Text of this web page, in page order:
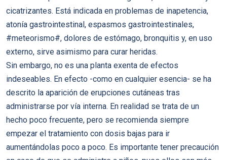
cicatrizantes. Está indicada en problemas de inapetencia,
atonía gastrointestinal, espasmos gastrointestinales,
#meteorismo#, dolores de estómago, bronquitis y, en uso
externo, sirve asimismo para curar heridas.
Sin embargo, no es una planta exenta de efectos
indeseables. En efecto -como en cualquier esencia- se ha
descrito la aparición de erupciones cutáneas tras
administrarse por vía interna. En realidad se trata de un
hecho poco frecuente, pero se recomienda siempre
empezar el tratamiento con dosis bajas para ir
aumentándolas poco a poco. Es importante tener precaución